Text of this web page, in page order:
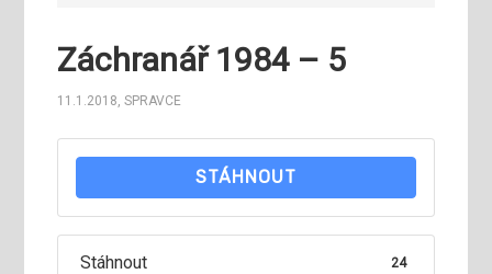
Záchranář 1984 – 5
11.1.2018,SPRAVCE
STÁHNOUT
Stáhnout 24